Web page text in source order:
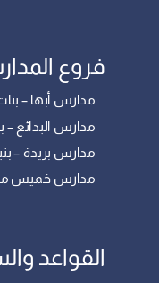
فروع
مدارس أبها –
مدارس البدائع –
مدارس بريدة –
مدارس خميس
القواعد